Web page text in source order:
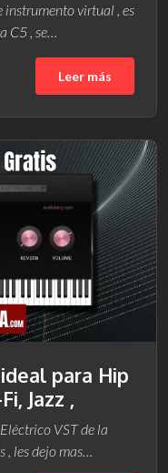
instrumento virtual , es
C5 , se…
Leer más
para Hip
Jazz ,
VST de la
, les dejo mas…